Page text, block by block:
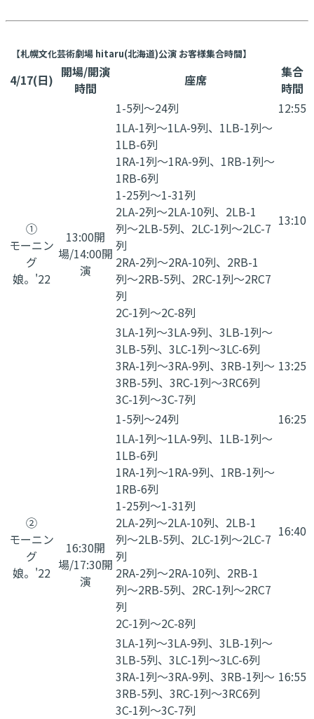
【札幌文化芸術劇場 hitaru(北海道)公演 お客様集合時間】
4/17(日) 開場/開演
時間
座席
集合
時間
①
モーニン
グ
娘。'22
13:00開
場/14:00開
演
1-5列〜24列
12:55
1LA-1列〜1LA-9列、1LB-1列〜
1LB-6列
1RA-1列〜1RA-9列、1RB-1列〜
1RB-6列
1-25列〜1-31列
2LA-2列〜2LA-10列、2LB-1
列〜2LB-5列、2LC-1列〜2LC-7
列
2RA-2列〜2RA-10列、2RB-1
列〜2RB-5列、2RC-1列〜2RC7
列
2C-1列〜2C-8列
13:10
3LA-1列〜3LA-9列、3LB-1列〜
3LB-5列、3LC-1列〜3LC-6列
3RA-1列〜3RA-9列、3RB-1列〜
3RB-5列、3RC-1列〜3RC6列
3C-1列〜3C-7列
13:25
②
​モーニン
グ
娘。'22
16:30開
場/17:30開
演
1-5列〜24列
16:25
1LA-1列〜1LA-9列、1LB-1列〜
1LB-6列
1RA-1列〜1RA-9列、1RB-1列〜
1RB-6列
1-25列〜1-31列
2LA-2列〜2LA-10列、2LB-1
列〜2LB-5列、2LC-1列〜2LC-7
列
2RA-2列〜2RA-10列、2RB-1
列〜2RB-5列、2RC-1列〜2RC7
列
2C-1列〜2C-8列
16:40
3LA-1列〜3LA-9列、3LB-1列〜
3LB-5列、3LC-1列〜3LC-6列
3RA-1列〜3RA-9列、3RB-1列〜
3RB-5列、3RC-1列〜3RC6列
3C-1列〜3C-7列
16:55